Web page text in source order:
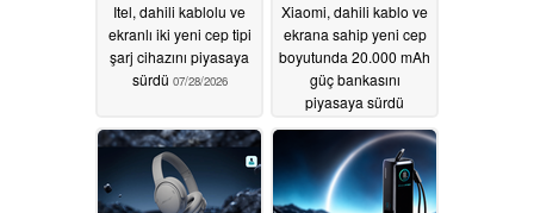
Itel, dahili kablolu ve
ekranlı iki yeni cep tipi
şarj cihazını piyasaya
sürdü 07/28/2026
Xiaomi, dahili kablo ve
ekrana sahip yeni cep
boyutunda 20.000 mAh
güç bankasını
piyasaya sürdü
07/23/2026